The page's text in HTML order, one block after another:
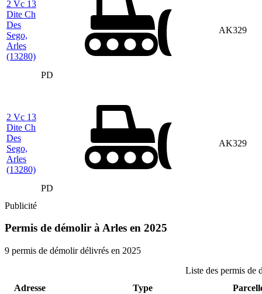
2 Vc 13
Dite Ch
Des
Sego,
Arles
(13280)
PD
AK329
2 Vc 13
Dite Ch
Des
Sego,
Arles
(13280)
PD
AK329
Publicité
Permis de démolir à Arles en 2025
9 permis de démolir délivrés en 2025
Liste des permis de
Adresse
Type